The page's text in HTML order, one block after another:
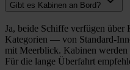
Gibt es Kabinen an Bord?
Ja, beide Schiffe verfügen über
Kategorien — von Standard-
mit Meerblick. Kabinen werden
Für die lange Überfahrt